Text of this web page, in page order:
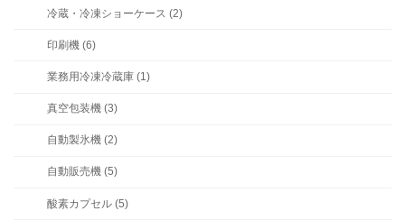
冷蔵・冷凍ショーケース (2)
印刷機 (6)
業務用冷凍冷蔵庫 (1)
真空包装機 (3)
自動製氷機 (2)
自動販売機 (5)
酸素カプセル (5)